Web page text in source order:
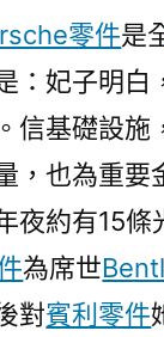
拋
清
責
零件是
：妃子明
信基礎設施
，也為重
夜約有15
為席世
對賓利零件